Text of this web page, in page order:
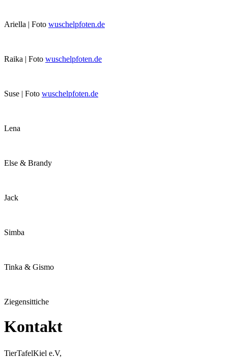
Ariella | Foto wuschelpfoten.de
Raika | Foto wuschelpfoten.de
Suse | Foto wuschelpfoten.de
Lena
Else & Brandy
Jack
Simba
Tinka & Gismo
Ziegensittiche
Kontakt
TierTafelKiel e.V,